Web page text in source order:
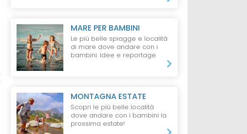
MARE PER BAMBINI
Le più belle spiagge e località
di mare dove andare con i
bambini. Idee e reportage.
MONTAGNA ESTATE
Scopri le più belle località
dove andare con i bambini la
prossima estate!